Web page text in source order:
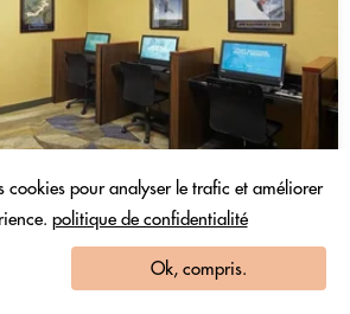
cookies pour analyser le trafic et améliorer
politique de confidentialité
Ok, compris.